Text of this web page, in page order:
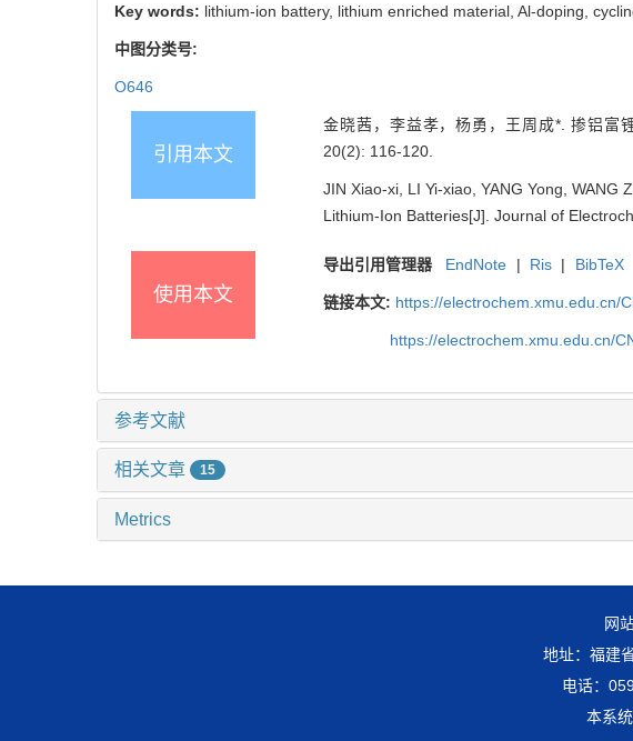
Key words: lithium-ion battery, lithium enriched material, Al-doping,
中图分类号:
O646
引用本文
金晓茜，李益孝，杨勇，王周成*. 掺铝富
20(2): 116-120.
JIN Xiao-xi, LI Yi-xiao, YANG Yong,
Lithium-Ion Batteries[J]. Journal of
使用本文
导出引用管理器 EndNote | Ris | BibTeX
链接本文: https://electrochem.xmu.edu.cn/
https://electrochem.xmu.edu.cn/
参考文献
相关文章 15
Metrics
网
地址：福建
电话：
本系